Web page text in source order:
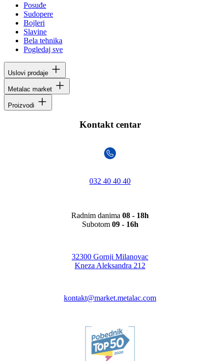
Posuđe
Sudopere
Bojleri
Slavine
Bela tehnika
Pogledaj sve
Uslovi prodaje
Metalac market
Proizvodi
Kontakt centar
032 40 40 40
Radnim danima 08 - 18h
Subotom 09 - 16h
32300 Gornji Milanovac
Kneza Aleksandra 212
kontakt@market.metalac.com